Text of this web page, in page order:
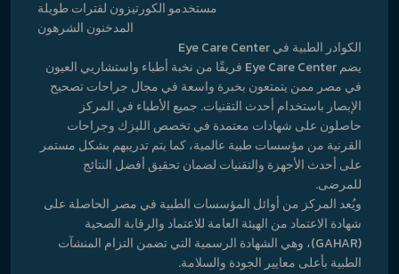
مستخدمو الكورتيزون لفترات طويلة
المدخنون الشرهون
الكوادر الطبية في Eye Care Center
يضم Eye Care Center فريقًا من نخبة أطباء واستشاريي العيون
في مصر ممن يتمتعون بخبرة واسعة في مجال جراحات تصحيح
الإبصار باستخدام أحدث التقنيات. جميع الأطباء في المركز
حاصلون على شهادات معتمدة في تخصص الليزك وجراحات
القرنية من مؤسسات طبية عالمية، كما يتم تدريبهم بشكل مستمر
على أحدث الأجهزة والتقنيات لضمان تحقيق أفضل النتائج
للمرضى.
ويُعد المركز من أوائل المؤسسات الطبية في مصر الحاصلة على
شهادة الاعتماد من الهيئة العامة للاعتماد والرقابة الصحية
(GAHAR)، وهي الشهادة الرسمية التي تضمن التزام المنشآت
الطبية بأعلى معايير الجودة والسلامة.